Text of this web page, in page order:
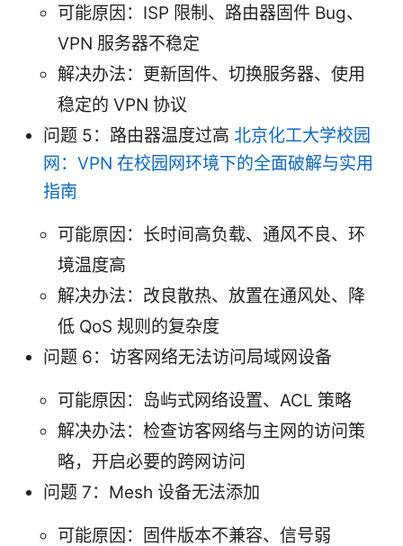
可能原因：ISP 限制、路由器固件 Bug、
VPN 服务器不稳定
解决办法：更新固件、切换服务器、使用
稳定的 VPN 协议
问题 5：路由器温度过高 北京化工大学校园
网：VPN 在校园网环境下的全面破解与实用
指南
可能原因：长时间高负载、通风不良、环
境温度高
解决办法：改良散热、放置在通风处、降
低 QoS 规则的复杂度
问题 6：访客网络无法访问局域网设备
可能原因：岛屿式网络设置、ACL 策略
解决办法：检查访客网络与主网的访问策
略，开启必要的跨网访问
问题 7：Mesh 设备无法添加
可能原因：固件版本不兼容、信号弱